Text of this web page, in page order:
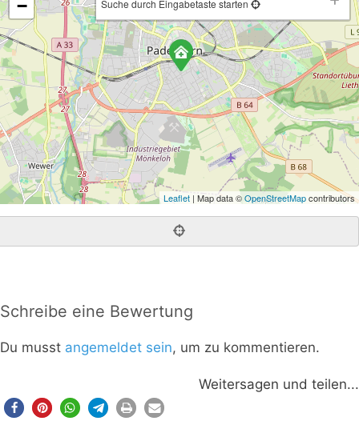
−
Suche durch Eingabetaste starten
Leaflet | Map data ©OpenStreetMapcontributors
Schreibe eine Bewertung
Du musst angemeldet sein, um zu kommentieren.
Weitersagen und teilen...